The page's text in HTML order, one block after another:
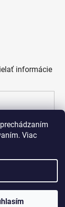
Viac
informácie
ochrany